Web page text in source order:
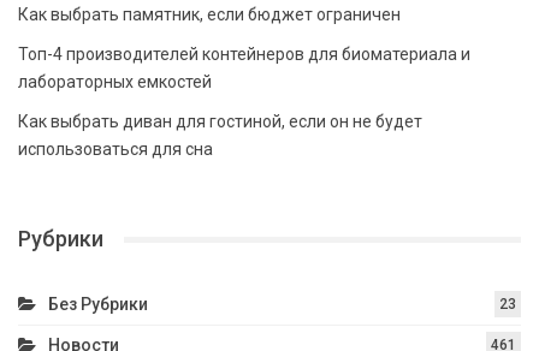
Как выбрать памятник, если бюджет ограничен
Топ-4 производителей контейнеров для биоматериала и
лабораторных емкостей
Как выбрать диван для гостиной, если он не будет
использоваться для сна
Рубрики
Без Рубрики 23
Новости 461